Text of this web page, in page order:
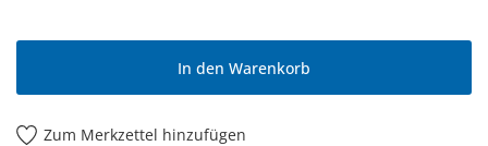
In den Warenkorb
Zum Merkzettel hinzufügen